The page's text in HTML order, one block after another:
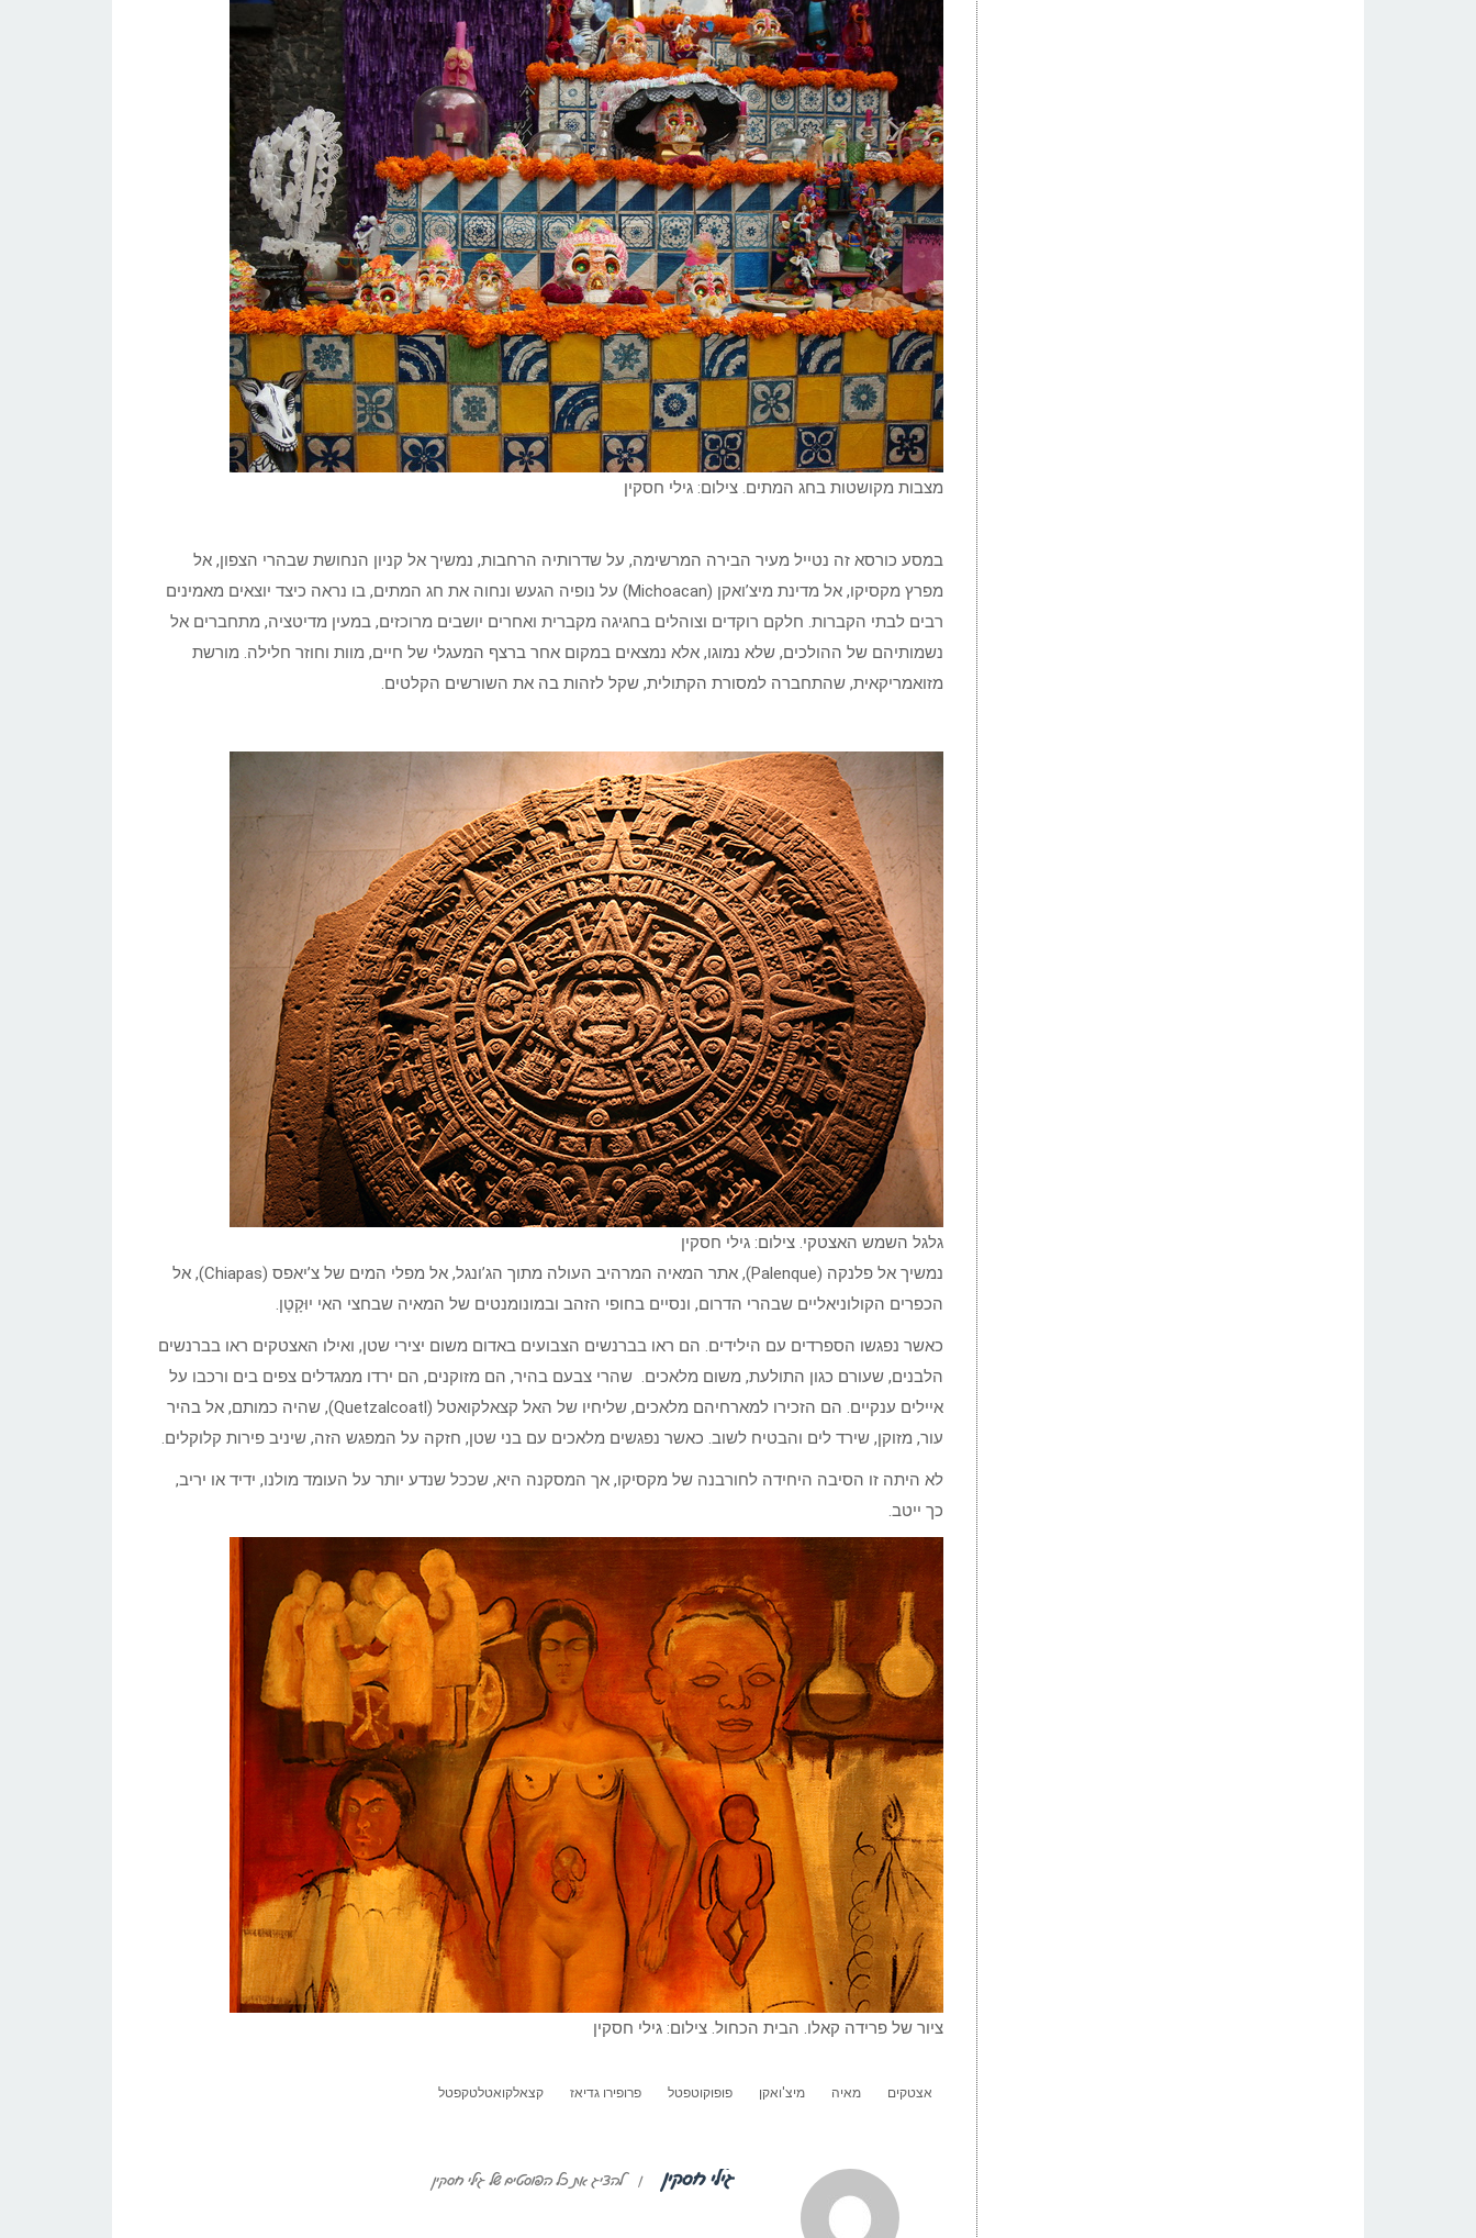
מצבות מקושטות בחג המתים. צילום: גילי חסקין
במסע כורסא זה נטייל מעיר הבירה המרשימה, על שדרותיה הרחבות, נמשיך אל קניון הנחושת שבהרי הצפון, אל
מפרץ מקסיקו, אל מדינת מיצ’ואקן (Michoacan) על נופיה הגעש ונחוה את חג המתים, בו נראה כיצד יוצאים מאמינים
רבים לבתי הקברות. חלקם רוקדים וצוהלים בחגיגה מקברית ואחרים יושבים מרוכזים, במעין מדיטציה, מתחברים אל
נשמותיהם של ההולכים, שלא נמוגו, אלא נמצאים במקום אחר ברצף המעגלי של חיים, מוות וחוזר חלילה. מורשת
מזואמריקאית, שהתחברה למסורת הקתולית, שקל לזהות בה את השורשים הקלטים.
גלגל השמש האצטקי. צילום: גילי חסקין
נמשיך אל פלנקה (Palenque), אתר המאיה המרהיב העולה מתוך הג’ונגל, אל מפלי המים של צ’יאפס (Chiapas), אל
הכפרים הקולוניאליים שבהרי הדרום, ונסיים בחופי הזהב ובמונומנטים של המאיה שבחצי האי יוּקָטָן.
כאשר נפגשו הספרדים עם הילידים. הם ראו בברנשים הצבועים באדום משום יצירי שטן, ואילו האצטקים ראו בברנשים
הלבנים, שעורם כגון התולעת, משום מלאכים. שהרי צבעם בהיר, הם מזוקנים, הם ירדו ממגדלים צפים בים ורכבו על
איילים ענקיים. הם הזכירו למארחיהם מלאכים, שליחיו של האל קצאלקואטל (Quetzalcoatl), שהיה כמותם, אל בהיר
עור, מזוקן, שירד לים והבטיח לשוב. כאשר נפגשים מלאכים עם בני שטן, חזקה על המפגש הזה, שיניב פירות קלוקלים.
לא היתה זו הסיבה היחידה לחורבנה של מקסיקו, אך המסקנה היא, שככל שנדע יותר על העומד מולנו, ידיד או יריב,
כך ייטב.
ציור של פרידה קאלו. הבית הכחול. צילום: גילי חסקין
אצטקים מאיה מיצ'ואקן פופוקוטפטל פרופירו גדיאז קצאלקואטלטקפטל
גילי חסקין | להציג את כל הפוסטים של גילי חסקין